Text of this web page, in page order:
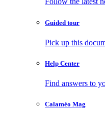
Guided tour
Pick up this
Help Center
Find answers to
Calaméo Mag